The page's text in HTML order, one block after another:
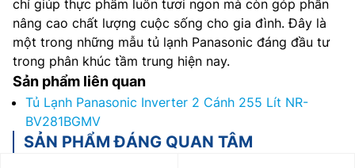
chỉ giúp thực phẩm luôn tươi ngon mà còn góp phần
nâng cao chất lượng cuộc sống cho gia đình. Đây là
một trong những mẫu tủ lạnh Panasonic đáng đầu tư
trong phân khúc tầm trung hiện nay.
Sản phẩm liên quan
Tủ Lạnh Panasonic Inverter 2 Cánh 255 Lít NR-
BV281BGMV
SẢN PHẨM ĐÁNG QUAN TÂM